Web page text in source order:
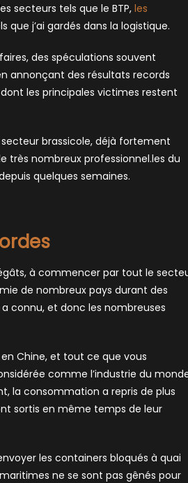
secteurs tels que le BTP, les
j’ai gardés dans la logistique.
des spéculations souvent
annonçant des résultats records
les principales victimes restent
brassicole, déjà fortement
nombreux professionnel.les du
quelques semaines.
à commencer par tout le
de nombreux pays durant des
connu, et donc les nombreuses
Chine, et tout ce que vous
comme l’industrie du
la consommation a repris de plus
sortis en même temps de leur
les containers bloqués à quai
ne se sont pas gênés pour